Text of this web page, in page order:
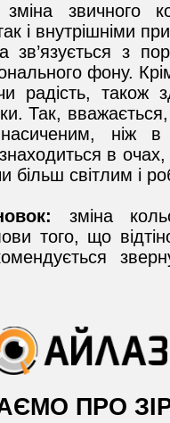
зміна звичного
і внутрішніми
зв’язується з
фону.
радість, також
Так,
ніж в
в
більш світлим і
зміна
того, що
ПРО